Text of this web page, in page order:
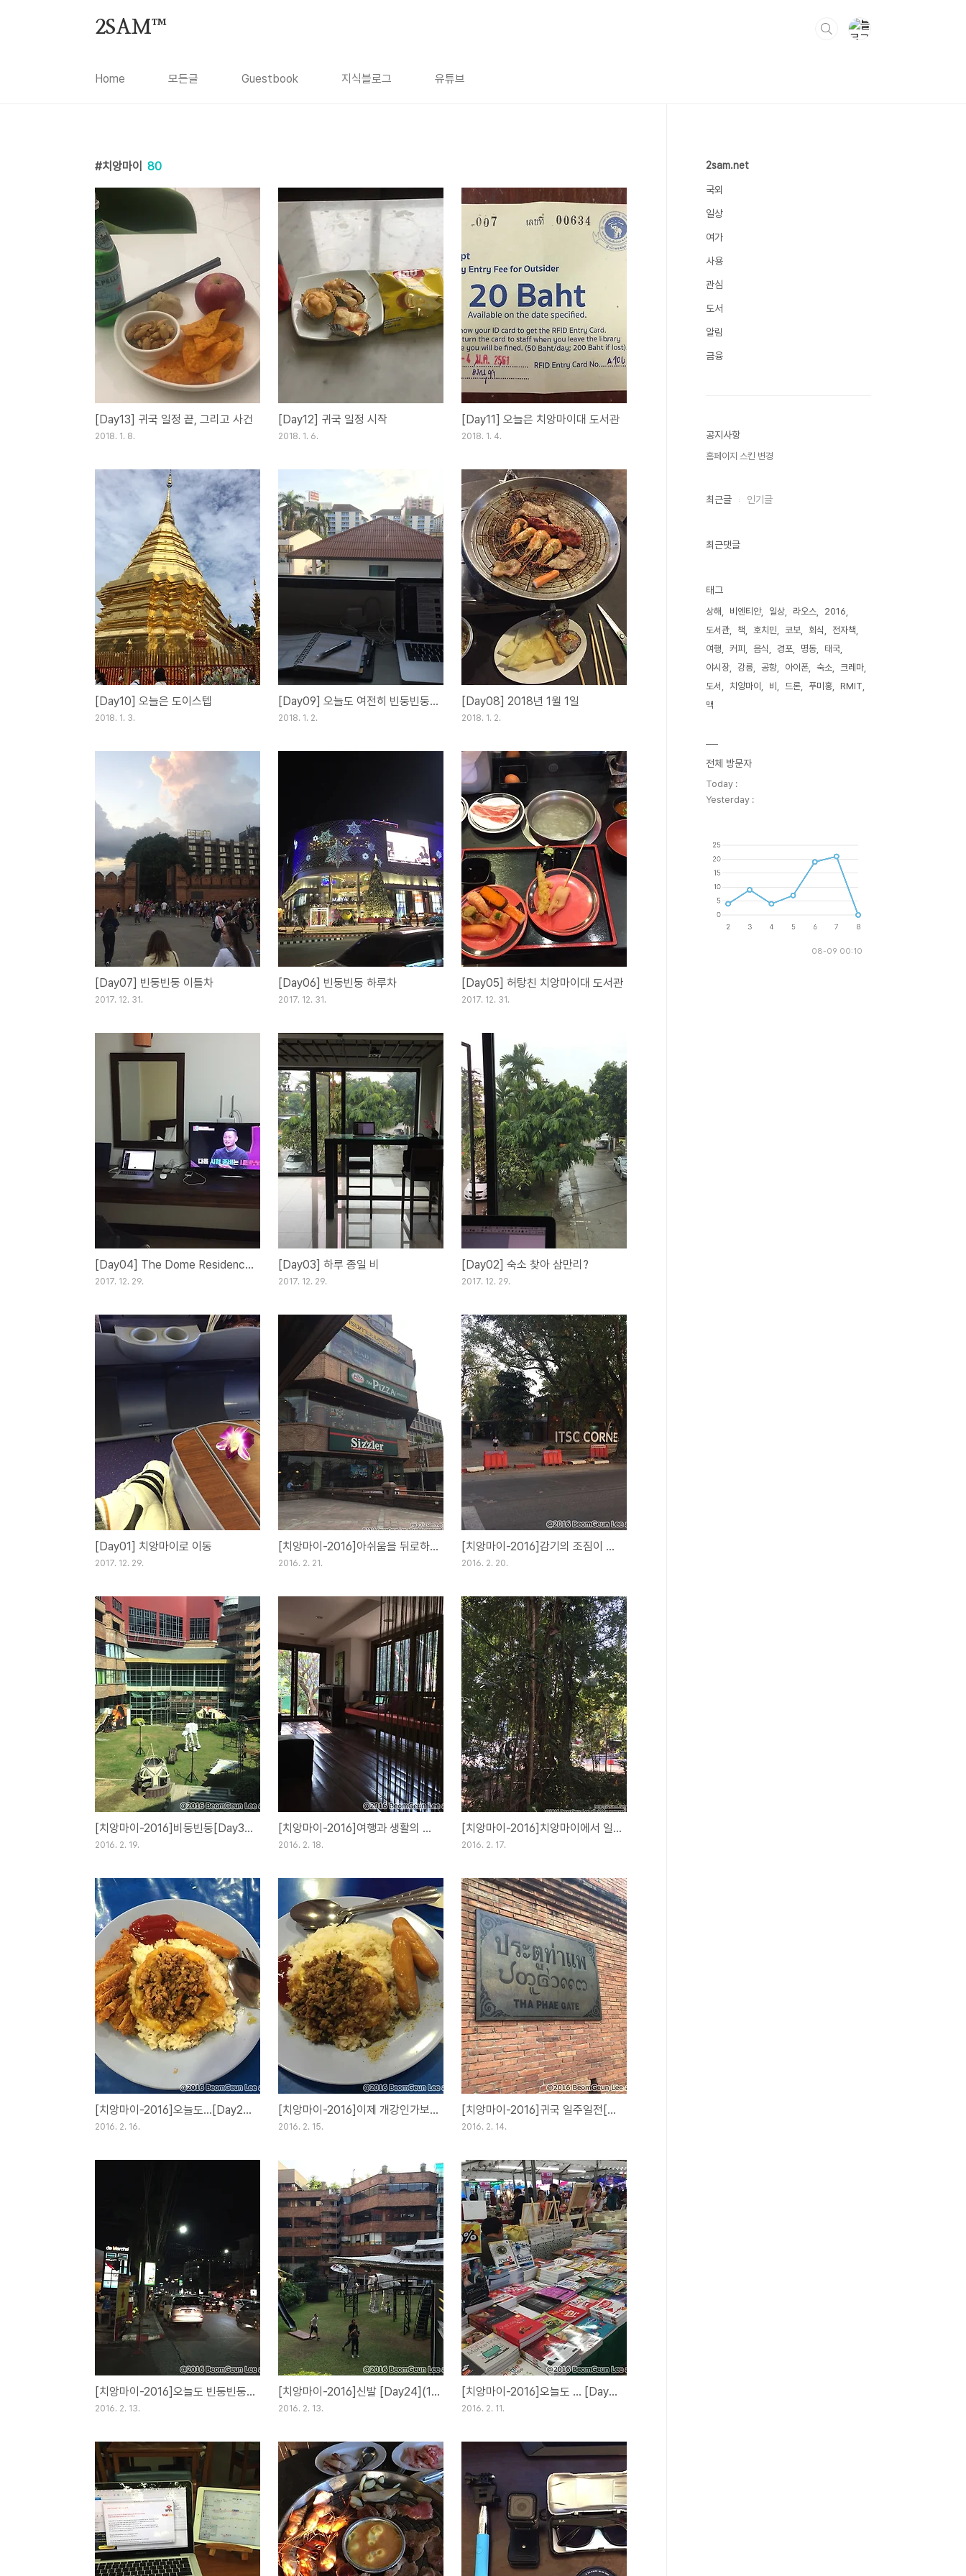
2SAM™
Home 모든글 Guestbook 지식블로그 유튜브
치앙마이 80
[Day13] 귀국 일정 끝, 그리고 사건
2018. 1. 8.
[Day12] 귀국 일정 시작
2018. 1. 6.
[Day11] 오늘은 치앙마이대 도서관
2018. 1. 4.
[Day10] 오늘은 도이스텝
2018. 1. 3.
[Day09] 오늘도 여전히 빈둥빈둥...
2018. 1. 2.
[Day08] 2018년 1월 1일
2018. 1. 2.
[Day07] 빈둥빈둥 이틀차
2017. 12. 31.
[Day06] 빈둥빈둥 하루차
2017. 12. 31.
[Day05] 허탕친 치앙마이대 도서관
2017. 12. 31.
[Day04] The Dome Residence in Chiangmai
2017. 12. 29.
[Day03] 하루 종일 비
2017. 12. 29.
[Day02] 숙소 찾아 삼만리?
2017. 12. 29.
[Day01] 치앙마이로 이동
2017. 12. 29.
[치앙마이-2016]아쉬움을 뒤로하고[Day33](21FEB16)
2016. 2. 21.
[치앙마이-2016]감기의 조짐이 보입니다.[Day32](20FEB16)
2016. 2. 20.
[치앙마이-2016]비둥빈둥[Day31](19FEB16)
2016. 2. 19.
[치앙마이-2016]여행과 생활의 차이[Day30](18FEB16)
2016. 2. 18.
[치앙마이-2016]치앙마이에서 일만하고 있습니다.[Day29](17FEB16)
2016. 2. 17.
[치앙마이-2016]오늘도...[Day28](16FEB16)
2016. 2. 16.
[치앙마이-2016]이제 개강인가보네요[Day27](15FEB16)
2016. 2. 15.
[치앙마이-2016]귀국 일주일전[Day26](14FEB16)
2016. 2. 14.
[치앙마이-2016]오늘도 빈둥빈둥 [Day25](13FEB16)
2016. 2. 13.
[치앙마이-2016]신발 [Day24](12FEB16)
2016. 2. 13.
[치앙마이-2016]오늘도 ... [Day23](11FEB16)
2016. 2. 11.
2sam.net
국외
일상
여가
사용
관심
도서
알림
금융
공지사항
홈페이지 스킨 변경
최근글 인기글
최근댓글
태그
상해 비엔티안 일상 라오스
2016
도서관
책 호치민 코보 회식
전자책
여행
커피 음식 경포 명동
태국
야시장
강릉 공항 아이폰 숙소
크레마
도서
치앙마이 비 드론 푸미홍
RMIT
맥
전체 방문자
Today :
Yesterday :
08-09 00:10